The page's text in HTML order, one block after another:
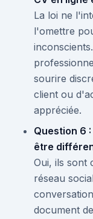
La loi ne
l'omettre
sourire
client ou
appréciée.
Question 6
être
Oui, ils sont
réseau
document